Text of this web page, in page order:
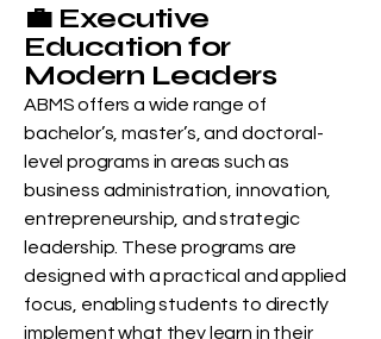
💼 Executive
Education for
Modern Leaders
ABMS offers a wide range of
bachelor’s, master’s, and doctoral-
level programs in areas such as
business administration, innovation,
entrepreneurship, and strategic
leadership. These programs are
designed with a practical and applied
focus, enabling students to directly
implement what they learn in their